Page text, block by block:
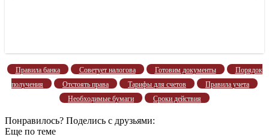
Правила банка Советует налогова Готовим документы
Порядок
получения
Отстоять права Тарифы для счетов
Правила учета
Необходимые бумаги
Сроки действия
Понравилось? Поделись с друзьями:
Еще по теме